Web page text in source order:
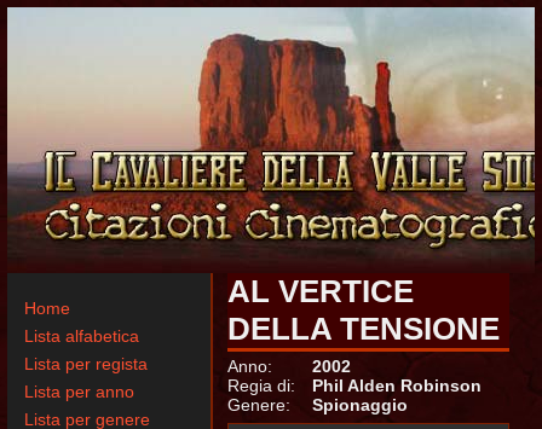
Home
Lista alfabetica
Lista per regista
Lista per anno
Lista per genere
AL VERTICE
DELLA TENSIONE
Anno:
2002
Regia di:
Phil Alden Robinson
Genere:
Spionaggio